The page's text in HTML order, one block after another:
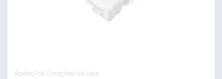
Balões, Foil Corações, Foil Lisos